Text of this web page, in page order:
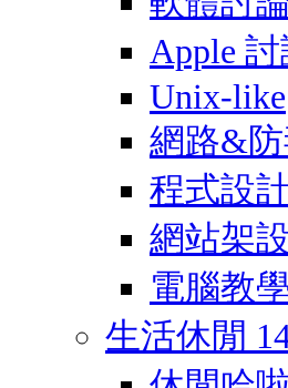
Apple
Unix-like
網路&
程式設
網站架
電腦教
生活休閒